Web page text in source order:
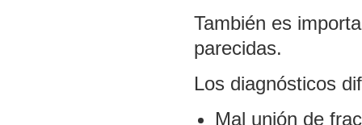
También es
parecidas.
Los diagnósticos
Mal unión de